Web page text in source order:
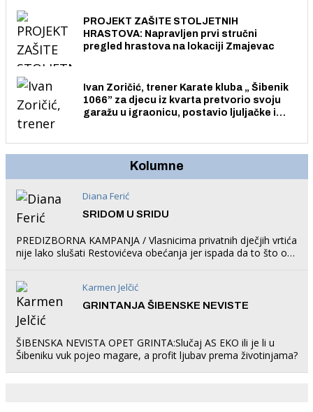
PROJEKT ZAŠITE STOLJETNIH
HRASTOVA: Napravljen prvi stručni
pregled hrastova na lokaciji Zmajevac
Ivan Zoričić, trener Karate kluba „ Šibenik
1066” za djecu iz kvarta pretvorio svoju
garažu u igraonicu, postavio ljuljačke i
Kolumne
Diana Ferić
SRIDOM U SRIDU
PREDIZBORNA KAMPANJA / Vlasnicima privatnih dječjih vrtića
nije lako slušati Restovićeva obećanja jer ispada da to što oni
Karmen Jelčić
GRINTANJA ŠIBENSKE NEVISTE
ŠIBENSKA NEVISTA OPET GRINTA:Slučaj AS EKO ili je li u
Šibeniku vuk pojeo magare, a profit ljubav prema životinjama?